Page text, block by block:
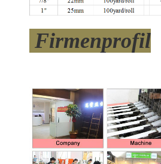
Firmenprofil